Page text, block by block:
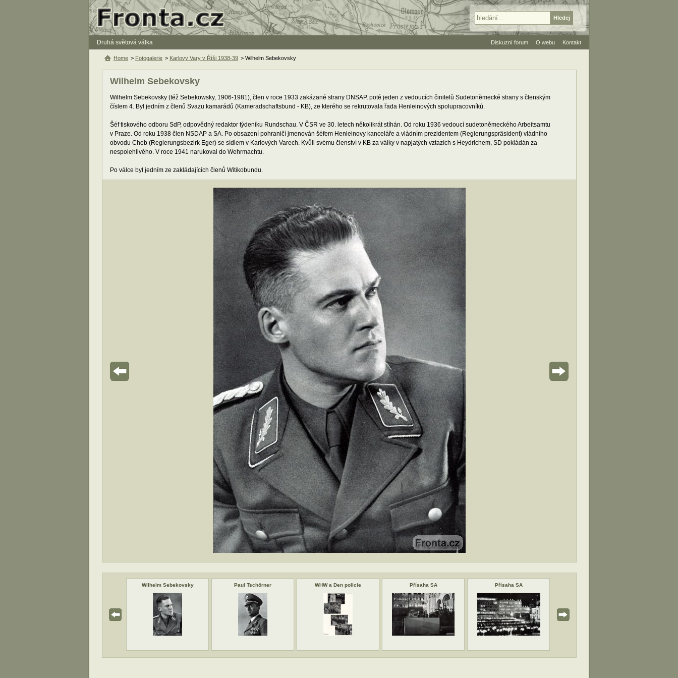
Druhá světová válka
Wilhelm Sebekovsky
Wilhelm Sebekovsky (též Sebekowsky, 1906-1981), člen v roce 1933 zakázané strany DNSAP, poté jeden z vedoucích činitelů Sudetoněmecké strany s členským
číslem 4. Byl jedním z členů Svazu kamarádů (Kameradschaftsbund - KB), ze kterého se rekrutovala řada Henleinových spolupracovníků.
Šéf tiskového odboru SdP, odpovědný redaktor týdeníku Rundschau. V ČSR ve 30. letech několikrát stíhán. Od roku 1936 vedoucí sudetoněmeckého Arbeitsamtu
v Praze. Od roku 1938 člen NSDAP a SA. Po obsazení pohraničí jmenován šéfem Henleinovy kanceláře a vládním prezidentem (Regierungspräsident) vládního
obvodu Cheb (Regierungsbezirk Eger) se sídlem v Karlových Varech. Kvůli svému členství v KB za války v napjatých vztazích s Heydrichem, SD pokládán za
nespolehlivého. V roce 1941 narukoval do Wehrmachtu.
Po válce byl jedním ze zakládajících členů Witikobundu.
Wilhelm Sebekovsky Paul Tschörner WHW a Den policie Přísaha SA Přísaha SA
Home > Fotogalerie > Karlovy Vary v Říši 1938-39 > Wilhelm Sebekovsky
Diskuzní forum O webu Kontakt